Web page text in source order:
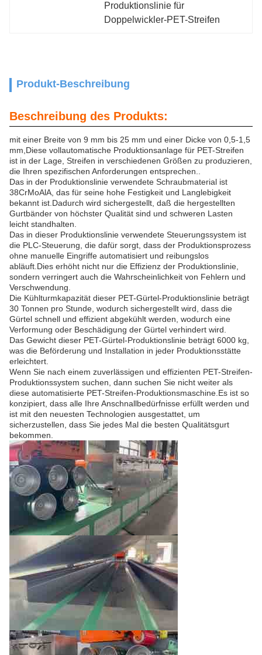
Produktionslinie für
Doppelwickler-PET-Streifen
Produkt-Beschreibung
Beschreibung des Produkts:
mit einer Breite von 9 mm bis 25 mm und einer Dicke von 0,5-1,5
mm,Diese vollautomatische Produktionsanlage für PET-Streifen
ist in der Lage, Streifen in verschiedenen Größen zu produzieren,
die Ihren spezifischen Anforderungen entsprechen..
Das in der Produktionslinie verwendete Schraubmaterial ist
38CrMoAlA, das für seine hohe Festigkeit und Langlebigkeit
bekannt ist.Dadurch wird sichergestellt, daß die hergestellten
Gurtbänder von höchster Qualität sind und schweren Lasten
leicht standhalten.
Das in dieser Produktionslinie verwendete Steuerungssystem ist
die PLC-Steuerung, die dafür sorgt, dass der Produktionsprozess
ohne manuelle Eingriffe automatisiert und reibungslos
abläuft.Dies erhöht nicht nur die Effizienz der Produktionslinie,
sondern verringert auch die Wahrscheinlichkeit von Fehlern und
Verschwendung.
Die Kühlturmkapazität dieser PET-Gürtel-Produktionslinie beträgt
30 Tonnen pro Stunde, wodurch sichergestellt wird, dass die
Gürtel schnell und effizient abgekühlt werden, wodurch eine
Verformung oder Beschädigung der Gürtel verhindert wird.
Das Gewicht dieser PET-Gürtel-Produktionslinie beträgt 6000 kg,
was die Beförderung und Installation in jeder Produktionsstätte
erleichtert.
Wenn Sie nach einem zuverlässigen und effizienten PET-Streifen-
Produktionssystem suchen, dann suchen Sie nicht weiter als
diese automatisierte PET-Streifen-Produktionsmaschine.Es ist so
konzipiert, dass alle Ihre Anschnallbedürfnisse erfüllt werden und
ist mit den neuesten Technologien ausgestattet, um
sicherzustellen, dass Sie jedes Mal die besten Qualitätsgurt
bekommen.